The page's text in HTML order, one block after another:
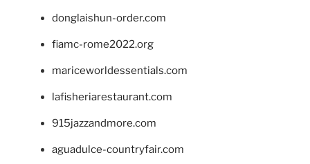
donglaishun-order.com
fiamc-rome2022.org
mariceworldessentials.com
lafisheriarestaurant.com
915jazzandmore.com
aguadulce-countryfair.com